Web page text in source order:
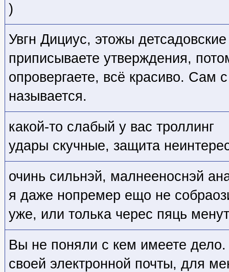
)
Увгн Дициус, этожы
приписываете утверждения,
опровергаете, всё красиво. Сам
называется.
какой-то слабый у вас троллинг
удары скучные, защита
очинь сильнэй, малнееноснэй
я даже нопремер ещо не
уже, или толька черес пяць
Вы не поняли с кем имеете
своей электронной почты, для